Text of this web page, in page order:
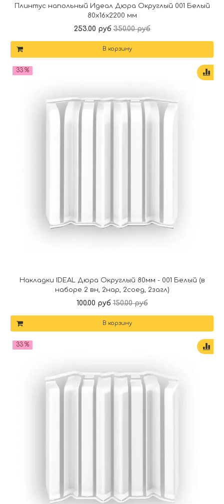
Плинтус напольный Идеал Дюра Округлый 001 Белый
80x16x2200 мм
253.00 руб 350.00 руб
В корзину
33 %
Накладки IDEAL Дюра Округлый 80мм - 001 Белый (в
наборе 2 вн, 2нар, 2соед, 2загл)
100.00 руб 150.00 руб
В корзину
33 %